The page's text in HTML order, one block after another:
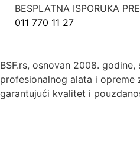
BESPLATNA ISPORUKA
011 770 11 27
BSF.rs, osnovan 2008.
profesionalnog alata i opreme
garantujući kvalitet i